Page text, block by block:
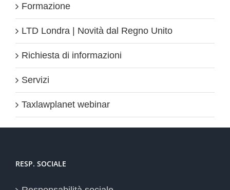
Formazione
LTD Londra | Novità dal Regno Unito
Richiesta di informazioni
Servizi
Taxlawplanet webinar
RESP. SOCIALE